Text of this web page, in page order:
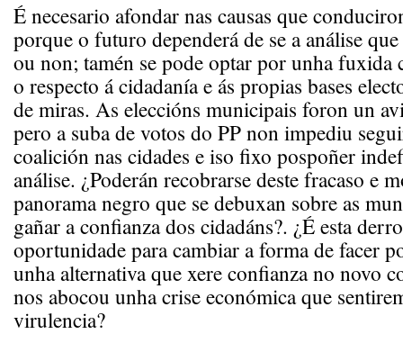
É necesario afondar nas causas que
porque o futuro dependerá de se a análise
ou non; tamén se pode optar por unha fuxida
o respecto á cidadanía e ás propias bases
de miras. As eleccións municipais foron un
pero a suba de votos do PP non impediu
coalición nas cidades e iso fixo pospoñer
análise. ¿Poderán recobrarse deste fracaso e
panorama negro que se debuxan sobre as
gañar a confianza dos cidadáns?. ¿É esta
oportunidade para cambiar a forma de facer
unha alternativa que xere confianza no novo
nos abocou unha crise económica que
virulencia?